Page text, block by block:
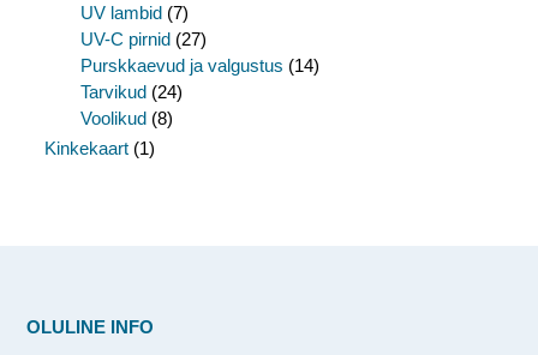
UV lambid (7)
UV-C pirnid (27)
Purskkaevud ja valgustus (14)
Tarvikud (24)
Voolikud (8)
Kinkekaart (1)
OLULINE INFO